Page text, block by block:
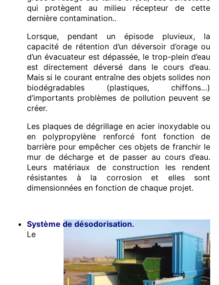
qui protègent au milieu récepteur de cette
dernière contamination..
Lorsque, pendant un épisode pluvieux, la
capacité de rétention d’un déversoir d’orage ou
d’un évacuateur est dépassée, le trop-plein d’eau
est directement déversé dans le cours d’eau.
Mais si le courant entraîne des objets solides non
biodégradables (plastiques, chiffons…)
d’importants problèmes de pollution peuvent se
créer.
Les plaques de dégrillage en acier inoxydable ou
en polypropylène renforcé font fonction de
barrière pour empêcher ces objets de franchir le
mur de décharge et de passer au cours d’eau.
Leurs matériaux de construction les rendent
résistantes à la corrosion et elles sont
dimensionnées en fonction de chaque projet.
Système de désodorisation.
Le